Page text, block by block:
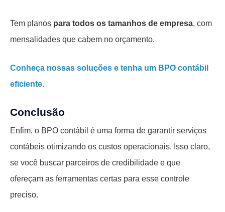
Tem planos para todos os tamanhos de empresa, com
mensalidades que cabem no orçamento.
Conheça nossas soluções e tenha um BPO contábil
eficiente.
Conclusão
Enfim, o BPO contábil é uma forma de garantir serviços
contábeis otimizando os custos operacionais. Isso claro,
se você buscar parceiros de credibilidade e que
ofereçam as ferramentas certas para esse controle
preciso.